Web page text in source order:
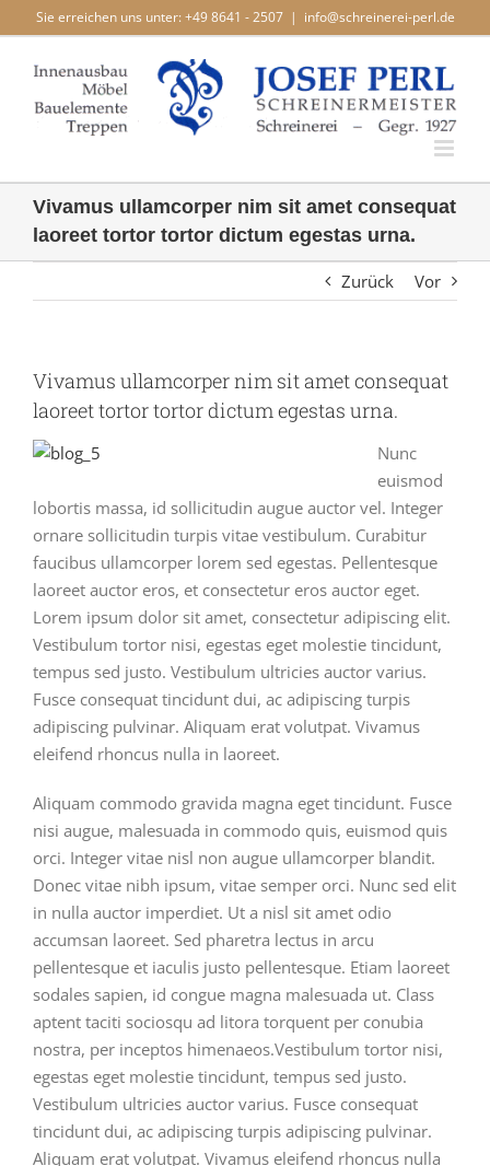
Inhalt
springen
Sie erreichen uns unter: +49 8641 - 2507 | info@schreinerei-perl.de
Vivamus ullamcorper nim sit amet consequat
laoreet tortor tortor dictum egestas urna.
Zurück Vor
Vivamus ullamcorper nim sit amet consequat
laoreet tortor tortor dictum egestas urna.
Nunc
euismod
lobortis massa, id sollicitudin augue auctor vel. Integer
ornare sollicitudin turpis vitae vestibulum. Curabitur
faucibus ullamcorper lorem sed egestas. Pellentesque
laoreet auctor eros, et consectetur eros auctor eget.
Lorem ipsum dolor sit amet, consectetur adipiscing elit.
Vestibulum tortor nisi, egestas eget molestie tincidunt,
tempus sed justo. Vestibulum ultricies auctor varius.
Fusce consequat tincidunt dui, ac adipiscing turpis
adipiscing pulvinar. Aliquam erat volutpat. Vivamus
eleifend rhoncus nulla in laoreet.
Aliquam commodo gravida magna eget tincidunt. Fusce
nisi augue, malesuada in commodo quis, euismod quis
orci. Integer vitae nisl non augue ullamcorper blandit.
Donec vitae nibh ipsum, vitae semper orci. Nunc sed elit
in nulla auctor imperdiet. Ut a nisl sit amet odio
accumsan laoreet. Sed pharetra lectus in arcu
pellentesque et iaculis justo pellentesque. Etiam laoreet
sodales sapien, id congue magna malesuada ut. Class
aptent taciti sociosqu ad litora torquent per conubia
nostra, per inceptos himenaeos.Vestibulum tortor nisi,
egestas eget molestie tincidunt, tempus sed justo.
Vestibulum ultricies auctor varius. Fusce consequat
tincidunt dui, ac adipiscing turpis adipiscing pulvinar.
Aliquam erat volutpat. Vivamus eleifend rhoncus nulla